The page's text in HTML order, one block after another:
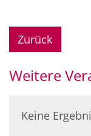
Zurück
Weitere
Keine